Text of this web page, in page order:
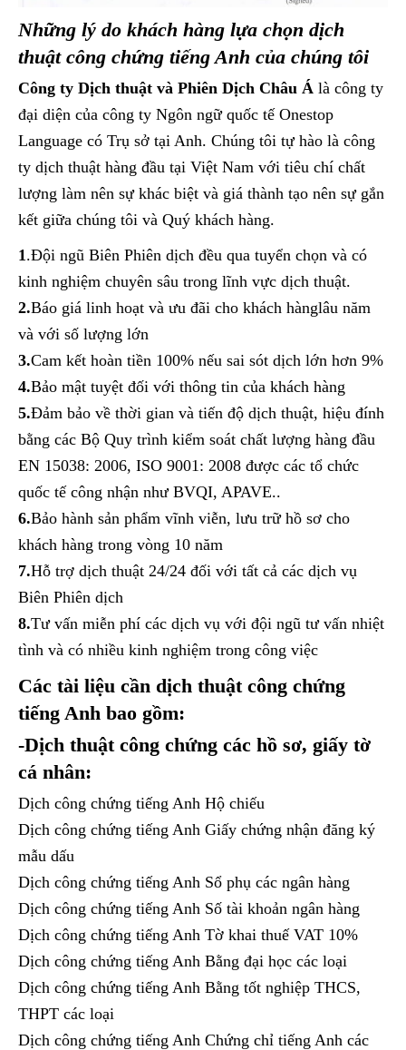
Những lý do khách hàng lựa chọn dịch
thuật công chứng tiếng Anh của chúng tôi
Công ty Dịch thuật và Phiên Dịch Châu Á là công ty
đại diện của công ty Ngôn ngữ quốc tế Onestop
Language có Trụ sở tại Anh. Chúng tôi tự hào là công
ty dịch thuật hàng đầu tại Việt Nam với tiêu chí chất
lượng làm nên sự khác biệt và giá thành tạo nên sự gắn
kết giữa chúng tôi và Quý khách hàng.
1 .Đội ngũ Biên Phiên dịch đều qua tuyển chọn và có
kinh nghiệm chuyên sâu trong lĩnh vực dịch thuật.
2.Báo giá linh hoạt và ưu đãi cho khách hànglâu năm
và với số lượng lớn
3.Cam kết hoàn tiền 100% nếu sai sót dịch lớn hơn 9%
4.Bảo mật tuyệt đối với thông tin của khách hàng
5.Đảm bảo về thời gian và tiến độ dịch thuật, hiệu đính
bằng các Bộ Quy trình kiểm soát chất lượng hàng đầu
EN 15038: 2006, ISO 9001: 2008 được các tổ chức
quốc tế công nhận như BVQI, APAVE..
6.Bảo hành sản phẩm vĩnh viễn, lưu trữ hồ sơ cho
khách hàng trong vòng 10 năm
7.Hỗ trợ dịch thuật 24/24 đối với tất cả các dịch vụ
Biên Phiên dịch
8.Tư vấn miễn phí các dịch vụ với đội ngũ tư vấn nhiệt
tình và có nhiều kinh nghiệm trong công việc
Các tài liệu cần dịch thuật công chứng
tiếng Anh bao gồm:
-Dịch thuật công chứng các hồ sơ, giấy tờ
cá nhân:
Dịch công chứng tiếng Anh Hộ chiếu
Dịch công chứng tiếng Anh Giấy chứng nhận đăng ký
mẫu dấu
Dịch công chứng tiếng Anh Sổ phụ các ngân hàng
Dịch công chứng tiếng Anh Số tài khoản ngân hàng
Dịch công chứng tiếng Anh Tờ khai thuế VAT 10%
Dịch công chứng tiếng Anh Bằng đại học các loại
Dịch công chứng tiếng Anh Bằng tốt nghiệp THCS,
THPT các loại
Dịch công chứng tiếng Anh Chứng chỉ tiếng Anh các